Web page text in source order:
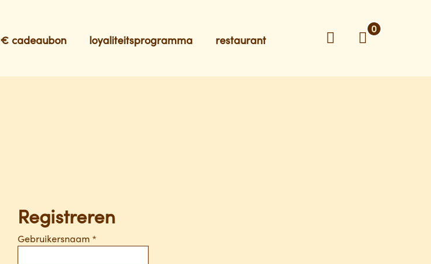
€ cadeaubon loyaliteitsprogramma restaurant Zoeken
0
Registreren
Gebruikersnaam*Vereist